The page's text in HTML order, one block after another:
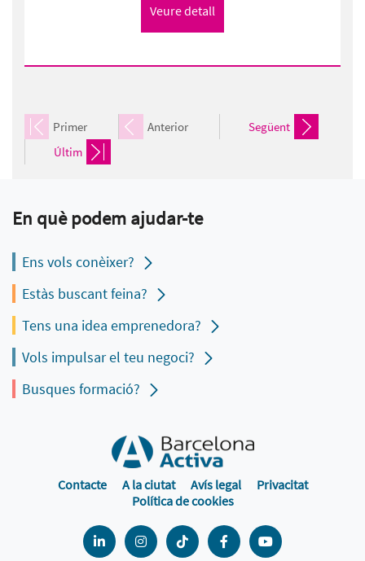
Primer Anterior
Següent
Últim
En què podem ajudar-te
Ens vols conèixer?
Estàs buscant feina?
Tens una idea emprenedora?
Vols impulsar el teu negoci?
Busques formació?
Contacte A la ciutat Avís legal
Privacitat
Política de cookies